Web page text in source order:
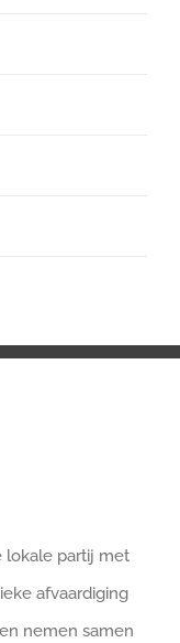
lokale partij met
afvaardiging
nemen samen